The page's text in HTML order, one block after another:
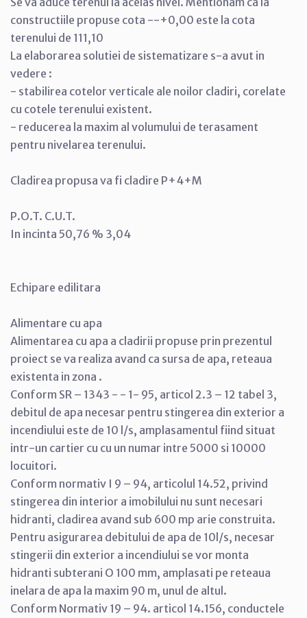
constructiile propuse cota --+0,00 este la cota
terenului de 111,10
La elaborarea solutiei de sistematizare s-a avut in
vedere :
- stabilirea cotelor verticale ale noilor cladiri, corelate
cu cotele terenului existent.
- reducerea la maxim al volumului de terasament
pentru nivelarea terenului.
Cladirea propusa va fi cladire P+4+M
P.O.T. C.U.T.
In incinta 50,76 % 3,04
Echipare edilitara
Alimentare cu apa
Alimentarea cu apa a cladirii propuse prin prezentul
proiect se va realiza avand ca sursa de apa, reteaua
existenta in zona .
Conform SR – 1343 - - 1- 95, articol 2.3 – 12 tabel 3,
debitul de apa necesar pentru stingerea din exterior a
incendiului este de 10 l/s, amplasamentul fiind situat
intr-un cartier cu cu un numar intre 5000 si 10000
locuitori.
Conform normativ I 9 – 94, articolul 14.52, privind
stingerea din interior a imobilului nu sunt necesari
hidranti, cladirea avand sub 600 mp arie construita.
Pentru asigurarea debitului de apa de 10l/s, necesar
stingerii din exterior a incendiului se vor monta
hidranti subterani O 100 mm, amplasati pe reteaua
inelara de apa la maxim 90 m, unul de altul.
Conform Normativ 19 – 94. articol 14.156, conductele